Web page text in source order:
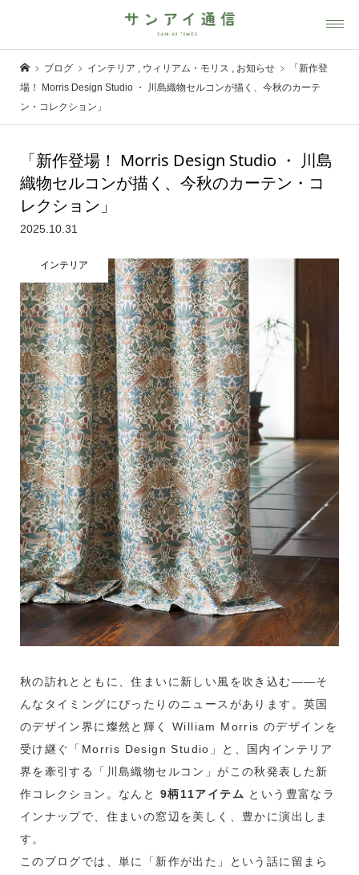
ブログ インテリア , ウィリアム・モリス , お知らせ
「新作登
場！ Morris Design Studio ・ 川島織物セルコンが描く、今秋のカーテ
ン・コレクション」
「新作登場！ Morris Design Studio ・ 川島
織物セルコンが描く、今秋のカーテン・コ
レクション」
2025.10.31
インテリア
秋の訪れとともに、住まいに新しい風を吹き込む――そ
んなタイミングにぴったりのニュースがあります。英国
のデザイン界に燦然と輝く William Morris のデザインを
受け継ぐ「Morris Design Studio」と、国内インテリア
界を牽引する「川島織物セルコン」がこの秋発表した新
作コレクション。なんと 9柄11アイテム という豊富なラ
インナップで、住まいの窓辺を美しく、豊かに演出しま
す。
このブログでは、単に「新作が出た」という話に留まら